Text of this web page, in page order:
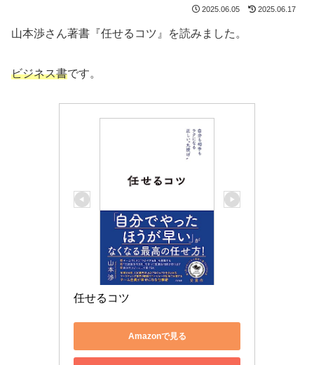
2025.06.05 2025.06.17
山本渉さん著書『任せるコツ』を読みました。
ビジネス書です。
任せるコツ
Amazonで見る